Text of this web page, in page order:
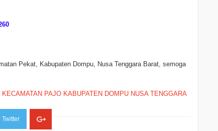
Pekat, Kabupaten Dompu, Nusa Tenggara Barat, semoga
PAJO KABUPATEN DOMPU NUSA TENGGARA
Twitter